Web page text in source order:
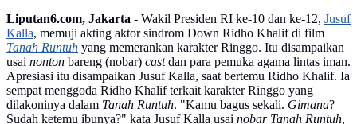
Liputan6.com, Jakarta - Wakil Presiden RI ke-10 dan ke-12, Jusuf
Kalla, memuji akting aktor sindrom Down Ridho Khalif di film
Tanah Runtuh yang memerankan karakter Ringgo. Itu disampaikan
usai nonton bareng (nobar) castdan para pemuka agama lintas iman.
Apresiasi itu disampaikan Jusuf Kalla, saat bertemu Ridho Khalif. Ia
sempat menggoda Ridho Khalif terkait karakter Ringgo yang
dilakoninya dalam Tanah Runtuh. "Kamu bagus sekali. Gimana?
Sudah ketemu ibunya?" kata Jusuf Kalla usai nobar Tanah Runtuh,